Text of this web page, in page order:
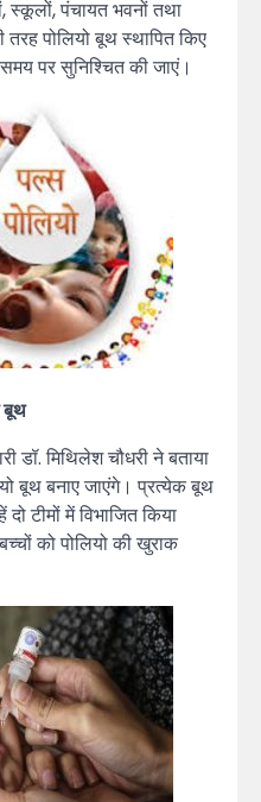
स्कूलों, पंचायत भवनों तथा
तरह पोलियो बूथ स्थापित किए
पर सुनिश्चित की जाएं।
बूथ
डॉ. मिथिलेश चौधरी ने बताया
बूथ बनाए जाएंगे। प्रत्येक बूथ
टीमों में विभाजित किया
को पोलियो की खुराक